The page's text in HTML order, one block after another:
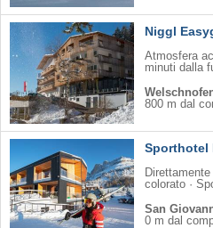
Niggl
Atmosfera
minuti dalla
800 m dal
Sporthotel
colorato ·
San
0 m dal